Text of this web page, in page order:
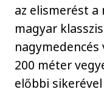
az elismerést a
magyar
200 méter
előbbi